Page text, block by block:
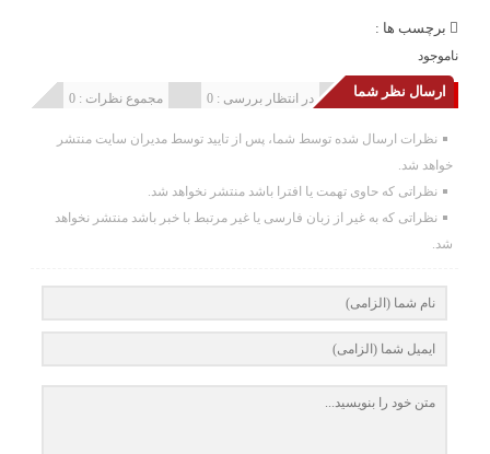
برچسب ها :
ناموجود
ارسال نظر شما مجموع نظرات : 0 در انتظار بررسی : 0 انتشار یافته : 0
نظرات ارسال شده توسط شما، پس از تایید توسط مدیران سایت منتشر
خواهد شد.
نظراتی که حاوی تهمت یا افترا باشد منتشر نخواهد شد.
نظراتی که به غیر از زبان فارسی یا غیر مرتبط با خبر باشد منتشر نخواهد
شد.